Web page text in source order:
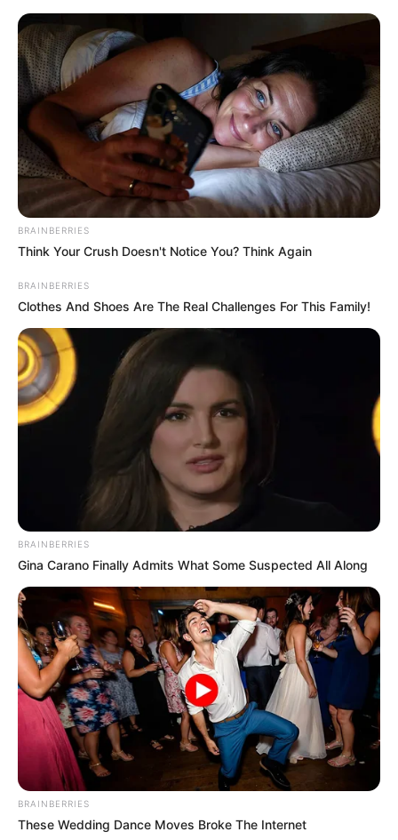
HOME
INSPIRASI
STYLE
FILM &
SERIES
NGAKAK
QUOTES
HYPE
MORE
BRAINBERRIES
Think Your Crush Doesn't Notice You? Think Again
BRAINBERRIES
Clothes And Shoes Are The Real Challenges For This Family!
BRAINBERRIES
Gina Carano Finally Admits What Some Suspected All Along
BRAINBERRIES
These Wedding Dance Moves Broke The Internet